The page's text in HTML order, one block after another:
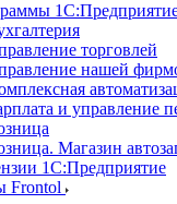
торговлей
нашей
и управление
Магазин
1С:Предприятие
Frontol